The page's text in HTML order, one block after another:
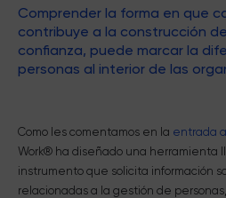
Comprender la forma en que
contribuye a la construcción
confianza, puede marcar la
personas al interior de las
Como les comentamos en la entrada
Work® ha diseñado una herramienta
instrumento que solicita información
relacionadas a la gestión de